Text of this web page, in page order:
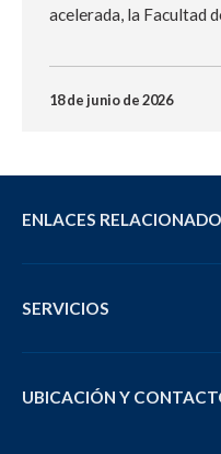
acelerada, la Facultad
18 de junio de 2026
ENLACES
SERVICIOS
UBICACIÓN Y